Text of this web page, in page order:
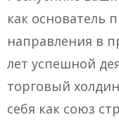
как основатель
направления в
лет успешной
торговый
себя как союз